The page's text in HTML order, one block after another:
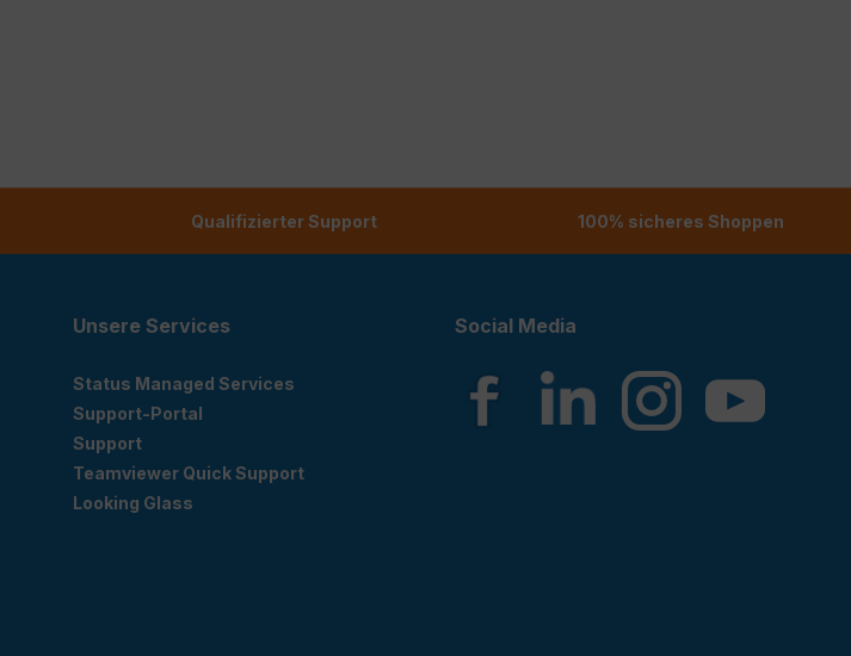
Qualifizierter Support 100% sicheres Shoppen
Unsere Services
Status Managed Services
Support-Portal
Support
Teamviewer Quick Support
Looking Glass
Social Media